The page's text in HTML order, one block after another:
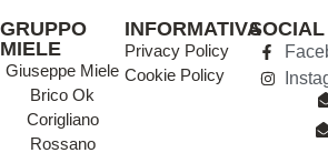
GRUPPO
MIELE
Giuseppe Miele
Brico Ok
Corigliano
Rossano
INFORMATIVA
Privacy Policy
Cookie Policy
SOCIAL